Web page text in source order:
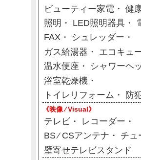
ビューティー家電
健
照明
LED照明器具
FAX
シュレッダー
ガス給湯器
エコキュ
温水便座
シャワーヘ
浴室乾燥機
トイレリフォーム
防
《映像 ⁄ Visual》
テレビ
レコーダー
BS ⁄ CSアンテナ
チュ
壁寄せテレビスタンド